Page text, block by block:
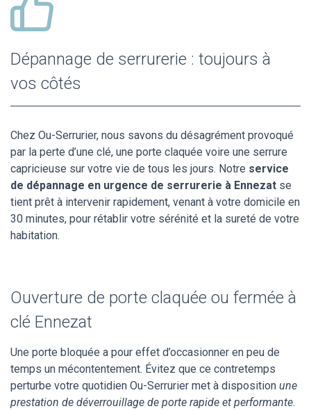
Dépannage de serrurerie : toujours à
vos côtés
Chez Ou-Serrurier, nous savons du désagrément provoqué
par la perte d’une clé, une porte claquée voire une serrure
capricieuse sur votre vie de tous les jours. Notre service
de dépannage en urgence de serrurerie à Ennezat se
tient prêt à intervenir rapidement, venant à votre domicile en
30 minutes, pour rétablir votre sérénité et la sureté de votre
habitation.
Ouverture de porte claquée ou fermée à
clé Ennezat
Une porte bloquée a pour effet d’occasionner en peu de
temps un mécontentement. Évitez que ce contretemps
perturbe votre quotidien Ou-Serrurier met à disposition une
prestation de déverrouillage de porte rapide et performante.